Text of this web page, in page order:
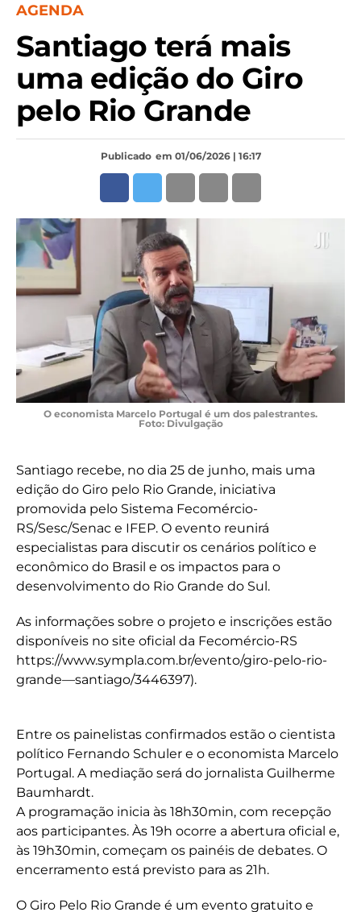
AGENDA
Santiago terá mais
uma edição do Giro
pelo Rio Grande
Publicado em 01/06/2026 | 16:17
O economista Marcelo Portugal é um dos palestrantes.
Foto: Divulgação
Santiago recebe, no dia 25 de junho, mais uma
edição do Giro pelo Rio Grande, iniciativa
promovida pelo Sistema Fecomércio-
RS/Sesc/Senac e IFEP. O evento reunirá
especialistas para discutir os cenários político e
econômico do Brasil e os impactos para o
desenvolvimento do Rio Grande do Sul.
As informações sobre o projeto e inscrições estão
disponíveis no site oficial da Fecomércio-RS
https://www.sympla.com.br/evento/giro-pelo-rio-
grande—santiago/3446397).
Entre os painelistas confirmados estão o cientista
político Fernando Schuler e o economista Marcelo
Portugal. A mediação será do jornalista Guilherme
Baumhardt.
A programação inicia às 18h30min, com recepção
aos participantes. Às 19h ocorre a abertura oficial e,
às 19h30min, começam os painéis de debates. O
encerramento está previsto para as 21h.
O Giro Pelo Rio Grande é um evento gratuito e